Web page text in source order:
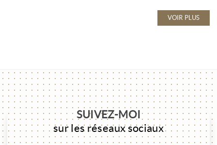
VOIR PLUS
SUIVEZ-MOI
sur les réseaux sociaux